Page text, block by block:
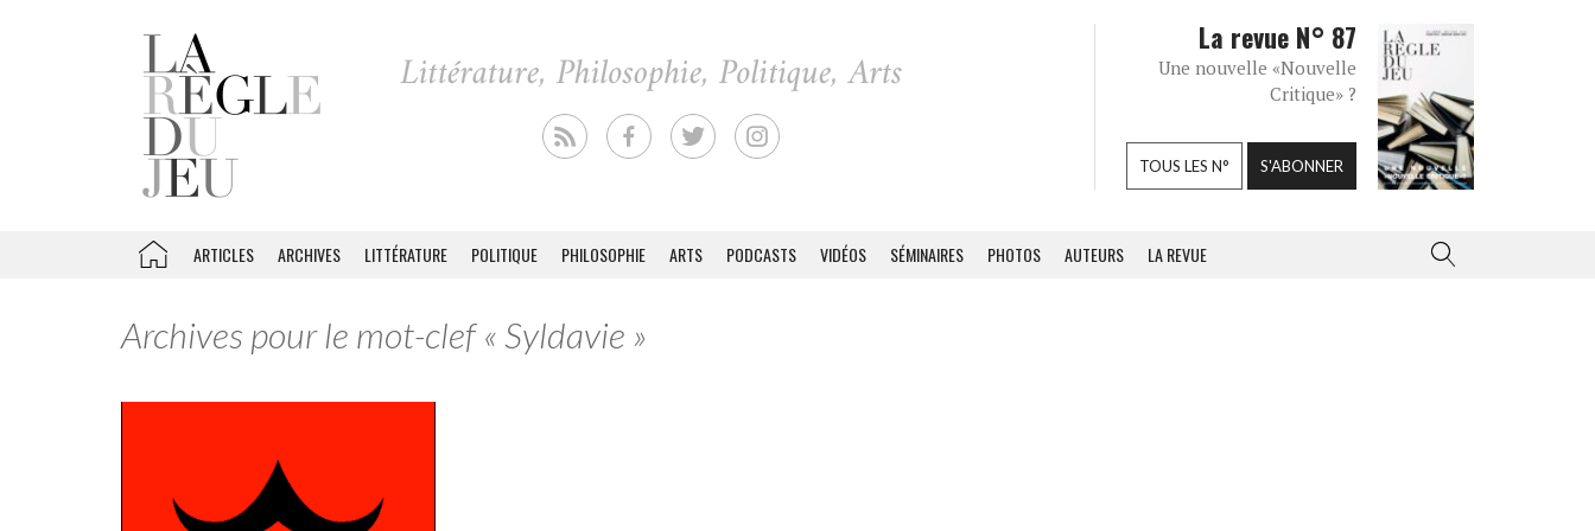
La revue N° 87
Une nouvelle «Nouvelle
Critique» ?
TOUS LES N° S'ABONNER
ARTICLES ARCHIVES LITTÉRATURE POLITIQUE PHILOSOPHIE ARTS PODCASTS VIDÉOS SÉMINAIRES PHOTOS AUTEURS LA REVUE
Archives pour le mot-clef « Syldavie »